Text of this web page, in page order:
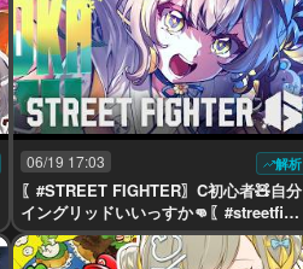
06/19 17:03 解析
〖#STREET FIGHTER〗C初心者🧸自分
イングリッドいいっすか👊〖#streetfight
er6〗 ￤#陽茅ほかほか￤#UniVIRTUAL
#Vtuber